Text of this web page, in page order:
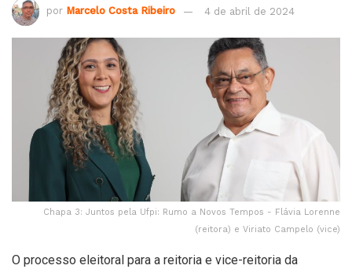
por Marcelo Costa Ribeiro 4 de abril de 2024
Chapa 3: Juntos pela Ufpi: Rumo a Novos Tempos - Flávia Lorenne
(reitora) e Viriato Campelo (vice)
O processo eleitoral para a reitoria e vice-reitoria da